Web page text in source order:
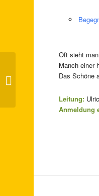
Oft sieht
Manch einer
Das Schöne
Leitung:
Anmeldung
Lachtanz-Kaffee